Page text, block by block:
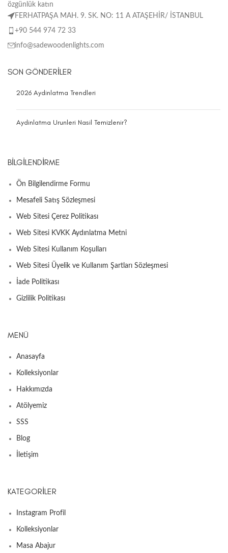
özgünlük katın
FERHATPAŞA MAH. 9. SK. NO: 11 A ATAŞEHİR/ İSTANBUL
+90 544 974 72 33
info@sadewoodenlights.com
SON GÖNDERILER
2026 Aydinlatma Trendleri
Aydinlatma Urunleri Nasil Temizlenir?
BILGILENDIRME
Ön Bilgilendirme Formu
Mesafeli Satış Sözleşmesi
Web Sitesi Çerez Politikası
Web Sitesi KVKK Aydınlatma Metni
Web Sitesi Kullanım Koşulları
Web Sitesi Üyelik ve Kullanım Şartları Sözleşmesi
İade Politikası
Gizlilik Politikası
MENÜ
Anasayfa
Kolleksiyonlar
Hakkımızda
Atölyemiz
SSS
Blog
İletişim
KATEGORILER
Instagram Profil
Kolleksiyonlar
Masa Abajur